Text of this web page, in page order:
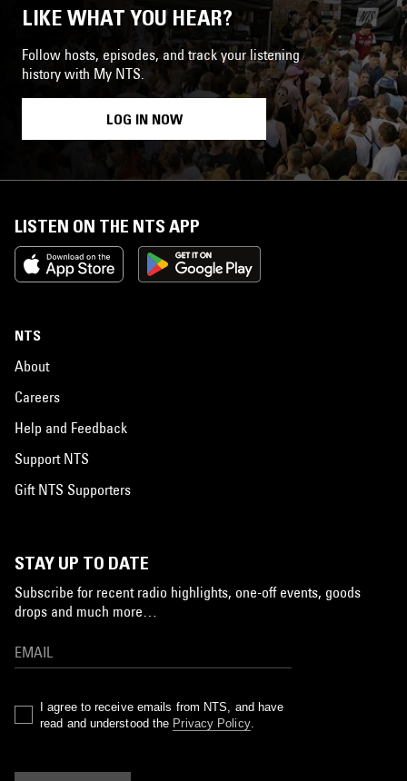
LIKE WHAT YOU HEAR?
Follow hosts, episodes, and track your listening
history with My NTS.
LOG IN NOW
LISTEN ON THE NTS APP
NTS
About
Careers
Help and Feedback
Support NTS
Gift NTS Supporters
STAY UP TO DATE
Subscribe for recent radio highlights, one-off events, goods
drops and much more…
I agree to receive emails from NTS, and have
read and understood the Privacy Policy.